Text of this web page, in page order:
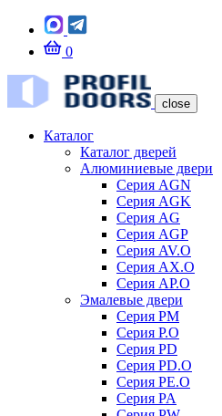
0
close
Каталог
Каталог дверей
Алюминиевые двери
Серия AGN
Серия AGK
Серия AG
Серия AGP
Серия AV.O
Серия AX.O
Серия AP.O
Эмалевые двери
Серия PM
Серия P.O
Серия PD
Серия PD.O
Серия PE.O
Серия PA